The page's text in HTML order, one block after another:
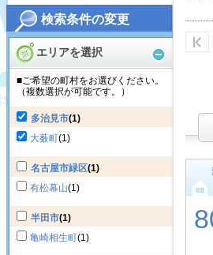
検索条件の変更
エリアを選択
■ご希望の町村をお選びください。
（複数選択が可能です。）
多治見市(1)
大薮町(1)
名古屋市緑区(1)
有松幕山(1)
半田市(1)
亀崎相生町(1)